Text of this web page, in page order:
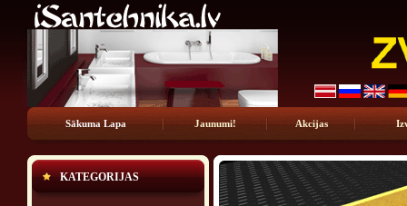
Sākuma Lapa Jaunumi! Akcijas
KATEGORIJAS